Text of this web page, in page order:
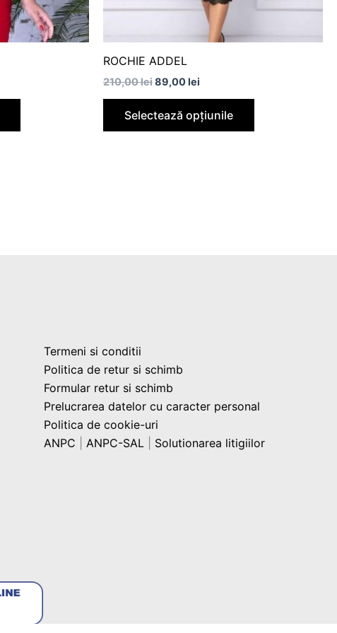
în
pagina
ROCHIE ADDEL
210,00lei89,00lei
Selectează opțiunile
în
Termeni si conditii
Politica de retur si schimb
Formular retur si schimb
Prelucrarea datelor cu caracter personal
Politica de cookie-uri
ANPC
ANPC-SAL Solutionarea litigiilor